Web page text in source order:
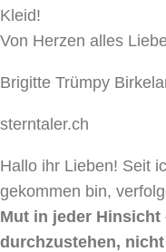
Kleid!
Von Herzen alles
Brigitte Trümpy
sterntaler.ch
Hallo ihr Lieben! Seit
gekommen bin,
Mut in jeder
durchzustehen,